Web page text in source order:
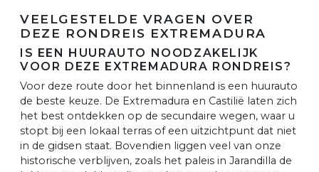
VEELGESTELDE VRAGEN OVER
DEZE RONDREIS EXTREMADURA
IS EEN HUURAUTO NOODZAKELIJK
VOOR DEZE EXTREMADURA RONDREIS?
Voor deze route door het binnenland is een huurauto
de beste keuze. De Extremadura en Castilië laten zich
het best ontdekken op de secundaire wegen, waar u
stopt bij een lokaal terras of een uitzichtpunt dat niet
in de gidsen staat. Bovendien liggen veel van onze
historische verblijven, zoals het paleis in Jarandilla de